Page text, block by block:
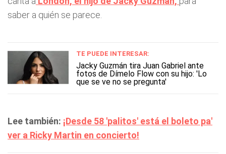
saber a quién se parece.
TE PUEDE INTERESAR:
Jacky Guzmán tira Juan Gabriel ante
fotos de Dímelo Flow con su hijo: 'Lo
que se ve no se pregunta'
Lee también: ¡Desde 58 'palitos' está el boleto pa'
ver a Ricky Martin en concierto!